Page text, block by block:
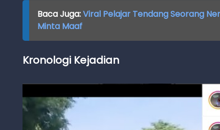
Baca Juga:Viral Pelajar Tendang Seorang
Minta Maaf
Kronologi Kejadian